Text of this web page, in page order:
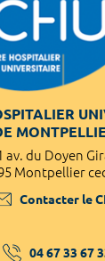
av. du Doyen
Montpellier
Contacter le
04 67 33 67